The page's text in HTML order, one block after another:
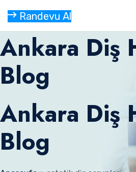
Randevu Al
Ankara Diş
Blog
Ankara Diş
Blog